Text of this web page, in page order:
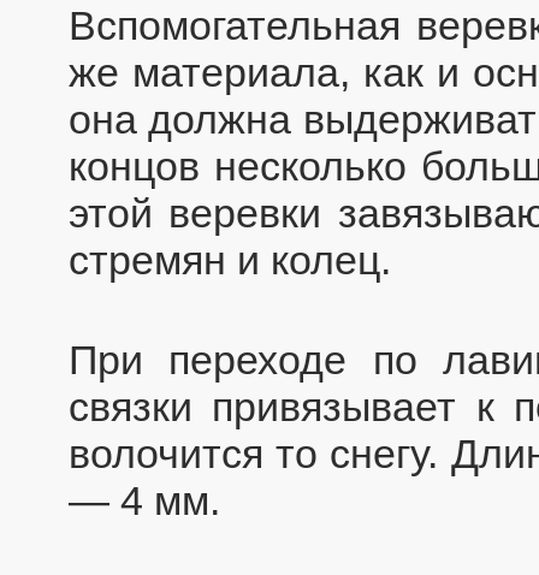
Вспомогательная
же материала, как и
она должна
концов несколько
этой веревки
стремян и колец.
При переходе по
связки привязывает к
волочится то снегу.
— 4 мм.